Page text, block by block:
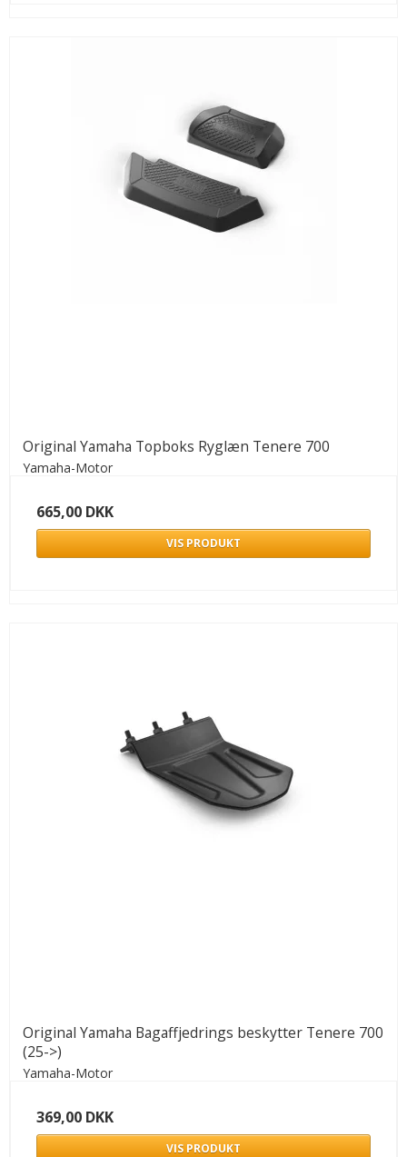
Original Yamaha Topboks Ryglæn Tenere 700
Yamaha-Motor
665,00 DKK
VIS PRODUKT
Original Yamaha Bagaffjedrings beskytter Tenere 700
(25->)
Yamaha-Motor
369,00 DKK
VIS PRODUKT